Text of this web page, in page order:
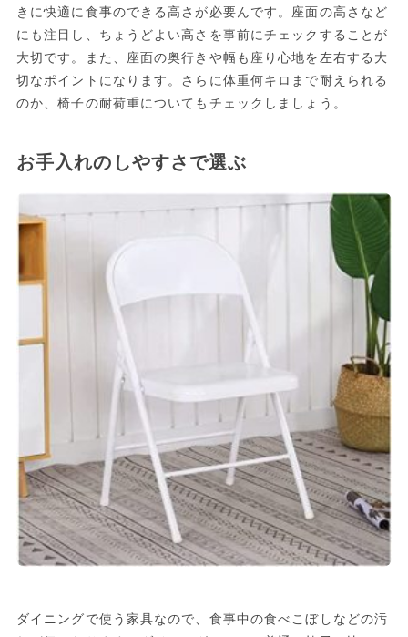
きに快適に食事のできる高さが必要んです。座面の高さなど
にも注目し、ちょうどよい高さを事前にチェックすることが
大切です。また、座面の奥行きや幅も座り心地を左右する大
切なポイントになります。さらに体重何キロまで耐えられる
のか、椅子の耐荷重についてもチェックしましょう。
お手入れのしやすさで選ぶ
ダイニングで使う家具なので、食事中の食べこぼしなどの汚